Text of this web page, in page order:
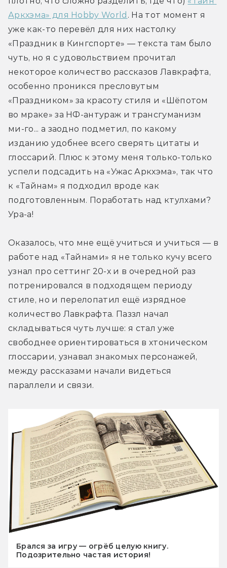
Аркхэма» для Hobby World . На тот момент я
уже как-то перевёл для них настолку
«Праздник в Кингспорте» — текста там было
чуть, но я с удовольствием прочитал
некоторое количество рассказов Лавкрафта,
особенно проникся пресловутым
«Праздником» за красоту стиля и «Шёпотом
во мраке» за НФ-антураж и трансгуманизм
ми-го... а заодно подметил, по какому
изданию удобнее всего сверять цитаты и
глоссарий. Плюс к этому меня только-только
успели подсадить на «Ужас Аркхэма», так что
к «Тайнам» я подходил вроде как
подготовленным. Поработать над ктулхами?
Ура-а!
Оказалось, что мне ещё учиться и учиться — в
работе над «Тайнами» я не только кучу всего
узнал про сеттинг 20-х и в очередной раз
потренировался в подходящем периоду
стиле, но и перелопатил ещё изрядное
количество Лавкрафта. Паззл начал
складываться чуть лучше: я стал уже
свободнее ориентироваться в хтоническом
глоссарии, узнавал знакомых персонажей,
между рассказами начали видеться
параллели и связи.
Брался за игру — огрёб целую книгу.
Подозрительно частая история!